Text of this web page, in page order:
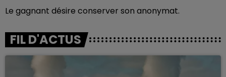
Le gagnant désire conserver son anonymat.
FIL D'ACTUS